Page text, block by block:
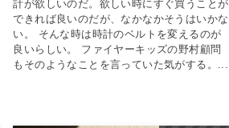
計が欲しいのだ。欲しい時にすぐ買うことが
できれば良いのだが、なかなかそうはいかな
い。 そんな時は時計のベルトを変えるのが
良いらしい。 ファイヤーキッズの野村顧問
もそのようなことを言っていた気がする。...